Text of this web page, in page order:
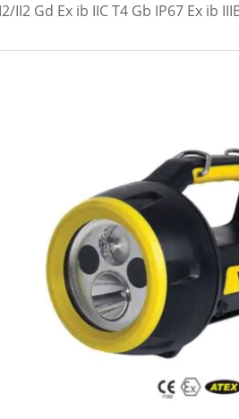
Gd Ex ib IIC T4 Gb IP67 Ex ib